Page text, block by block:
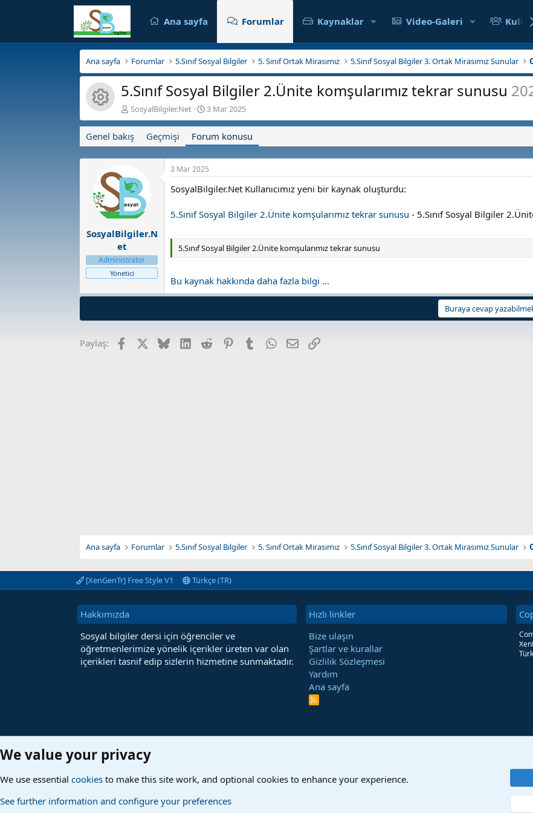
Ana sayfa Forumlar Kaynaklar Video-Galeri
Ana sayfa Forumlar 5.Sınıf Sosyal Bilgiler 5. Sınıf Ortak Mirasımız 5.Sınıf Sosyal Bilgiler 3. Ortak Mirasımız Sunular
Kaynak ikonu
5.Sınıf Sosyal Bilgiler 2.Ünite komşularımız tekrar sunusu
K
o
b
b
a
ş
l
a
t
n
SosyalBilgiler.Net
B
a
l
g
ı
ç
a
i
h
i
3 Mar 2025
Genel bakış Geçmişi Forum konusu
SosyalBilgiler.N
et
Administrator
Yönetici
3 Mar 2025
SosyalBilgiler.Net Kullanıcımız yeni bir kaynak oluşturdu:
5.Sınıf Sosyal Bilgiler 2.Ünite komşularımız tekrar sunusu - 5.Sınıf Sosyal Bilgiler
5.Sınıf Sosyal Bilgiler 2.Ünite komşularımız tekrar sunusu
Bu kaynak hakkında daha fazla bilgi ...
Buraya cevap
Paylaş: Facebook BlueskyLinkedIn
Reddit PinterestTumblrWhatsApp
E-postaLink
Ana sayfa Forumlar 5.Sınıf Sosyal Bilgiler 5. Sınıf Ortak Mirasımız 5.Sınıf Sosyal Bilgiler 3. Ortak Mirasımız Sunular
[XenGenTr] Free Style V1 Türkçe (TR)
Hakkımızda
Sosyal bilgiler dersi için öğrenciler ve
öğretmenlerimize yönelik içerikler üreten var olan
içerikleri tasnif edip sizlerin hizmetine sunmaktadır.
Hızlı linkler
Bize ulaşın
Şartlar ve kurallar
Gizlilik Sözleşmesi
Yardım
Ana sayfa
R
We value your privacy
We use essential cookies to make this site work, and optional cookies to enhance your experience.
See further information and configure your preferences